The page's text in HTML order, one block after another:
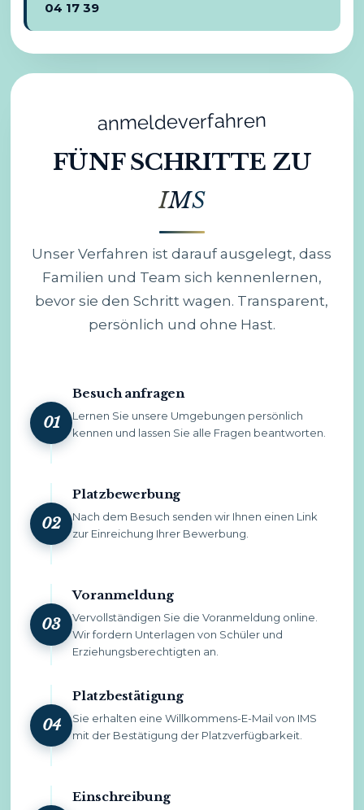
04 17 39
anmeldeverfahren
FÜNF SCHRITTE ZU
IMS
Unser Verfahren ist darauf ausgelegt, dass
Familien und Team sich kennenlernen,
bevor sie den Schritt wagen. Transparent,
persönlich und ohne Hast.
01
Besuch anfragen
Lernen Sie unsere Umgebungen persönlich
kennen und lassen Sie alle Fragen beantworten.
02
Platzbewerbung
Nach dem Besuch senden wir Ihnen einen Link
zur Einreichung Ihrer Bewerbung.
03
Voranmeldung
Vervollständigen Sie die Voranmeldung online.
Wir fordern Unterlagen von Schüler und
Erziehungsberechtigten an.
04
Platzbestätigung
Sie erhalten eine Willkommens-E-Mail von IMS
mit der Bestätigung der Platzverfügbarkeit.
Einschreibung